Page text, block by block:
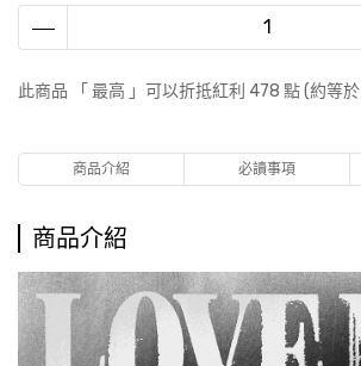
此商品 「 最高 」可以折抵紅利 478 點 (約等於
商品介紹 必讀事項
商品介紹